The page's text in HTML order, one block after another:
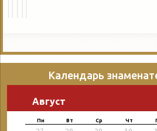
Календарь
Август
Пн Вт Ср Чт